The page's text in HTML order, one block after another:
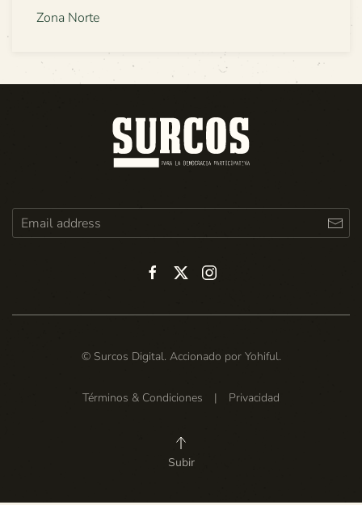
Zona Norte
© Surcos Digital. Accionado por Yohiful.
Términos & Condiciones | Privacidad
Subir